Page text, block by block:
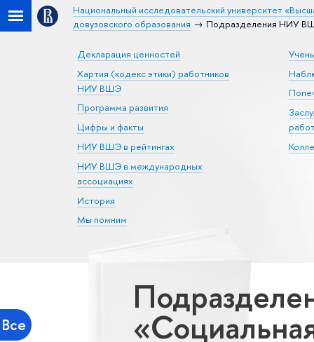
Национальный исследовательский университет
довузовского образования
Подразделения НИУ
Декларация ценностей
Хартия (кодекс этики) работников
НИУ ВШЭ
Программа развития
Цифры и факты
НИУ ВШЭ в рейтингах
НИУ ВШЭ в международных
ассоциациях
История
Мы помним
Все